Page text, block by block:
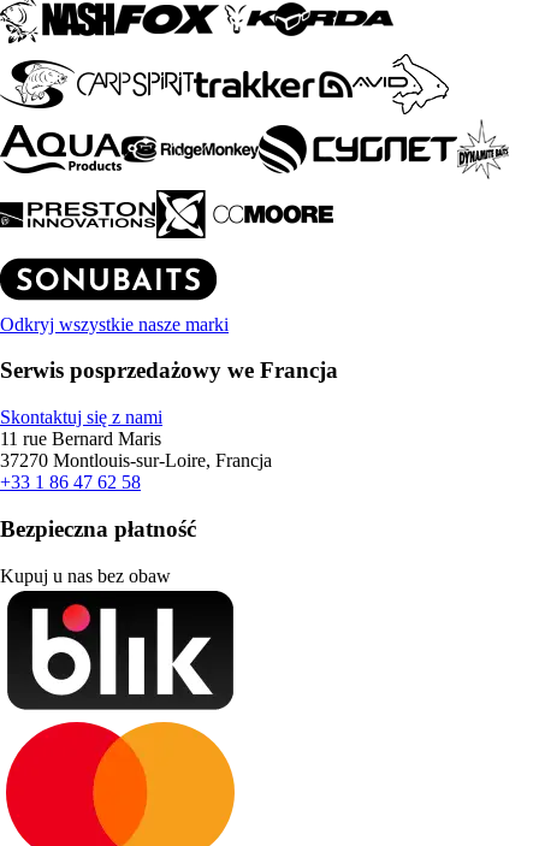
Odkryj wszystkie nasze marki
Serwis posprzedażowy we Francja
Skontaktuj się z nami
11 rue Bernard Maris
37270 Montlouis-sur-Loire, Francja
+33 1 86 47 62 58
Bezpieczna płatność
Kupuj u nas bez obaw